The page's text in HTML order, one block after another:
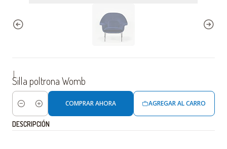
|
Silla poltrona Womb
Cantidad
AGREGAR AL CARRO
COMPRAR AHORA
DESCRIPCIÓN